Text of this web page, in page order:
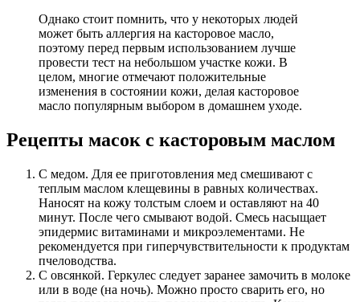
Однако стоит помнить, что у некоторых людей
может быть аллергия на касторовое масло,
поэтому перед первым использованием лучше
провести тест на небольшом участке кожи. В
целом, многие отмечают положительные
изменения в состоянии кожи, делая касторовое
масло популярным выбором в домашнем уходе.
Рецепты масок с касторовым маслом
С медом. Для ее приготовления мед смешивают с
теплым маслом клещевины в равных количествах.
Наносят на кожу толстым слоем и оставляют на 40
минут. После чего смывают водой. Смесь насыщает
эпидермис витаминами и микроэлементами. Не
рекомендуется при гиперчувствительности к продуктам
пчеловодства.
С овсянкой. Геркулес следует заранее замочить в молоке
или в воде (на ночь). Можно просто сварить его, но